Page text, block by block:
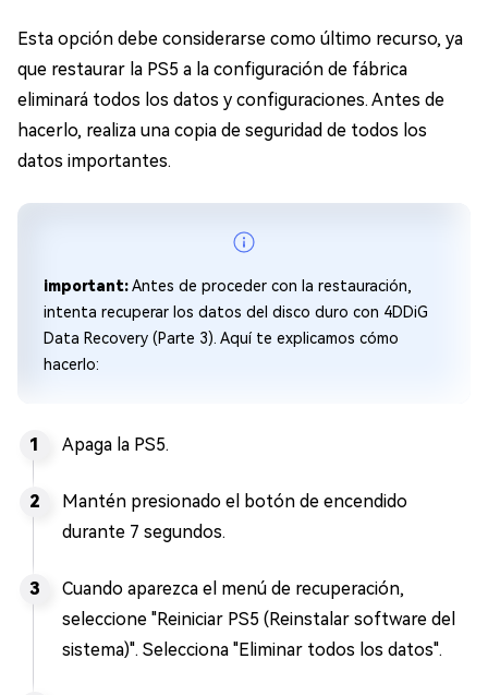
Esta opción debe considerarse como último recurso, ya
que restaurar la PS5 a la configuración de fábrica
eliminará todos los datos y configuraciones. Antes de
hacerlo, realiza una copia de seguridad de todos los
datos importantes.
important:Antes de proceder con la restauración,
intenta recuperar los datos del disco duro con 4DDiG
Data Recovery (Parte 3). Aquí te explicamos cómo
hacerlo:
Apaga la PS5.
Mantén presionado el botón de encendido
durante 7 segundos.
Cuando aparezca el menú de recuperación,
seleccione "Reiniciar PS5 (Reinstalar software del
sistema)". Selecciona "Eliminar todos los datos".